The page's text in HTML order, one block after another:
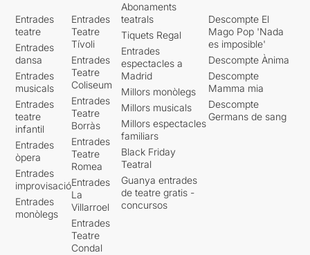
Entrades
teatre
Entrades
dansa
Entrades
musicals
Entrades
teatre
infantil
Entrades
òpera
Entrades
improvisació
Entrades
monòlegs
Entrades
Teatre
Tívoli
Entrades
Teatre
Coliseum
Entrades
Teatre
Borràs
Entrades
Teatre
Romea
Entrades
La
Villarroel
Entrades
Teatre
Condal
Abonaments
teatrals
Tiquets Regal
Entrades
espectacles a
Madrid
Millors monòlegs
Millors musicals
Millors espectacles
familiars
Black Friday
Teatral
Guanya entrades
de teatre gratis -
concursos
Descompte El
Mago Pop 'Nada
es imposible'
Descompte Ànima
Descompte
Mamma mia
Descompte
Germans de sang